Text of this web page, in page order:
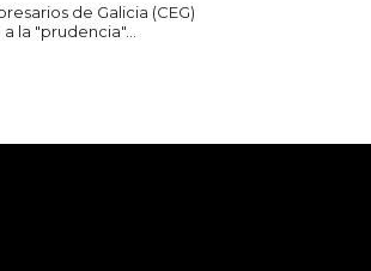
de Galicia (CEG)
la "prudencia"...